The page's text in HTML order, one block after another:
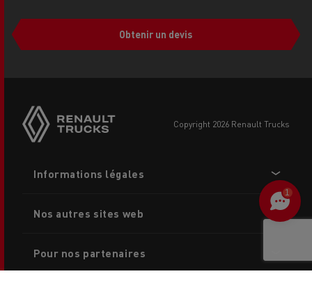
Obtenir un devis
buttons
copyright 2026 Renault Trucks
menu
Informations légales
Nos autres sites web
Pour nos partenaires
1